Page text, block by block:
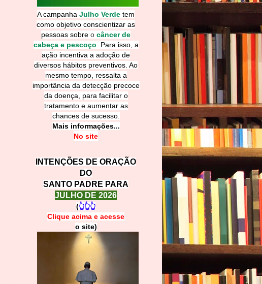
A campanha Julho Verde tem
como objetivo conscientizar as
pessoas sobre o câncer de
cabeça e pescoço
Para isso, a
ação incentiva a adoção de
diversos hábitos preventivos. Ao
mesmo tempo, ressalta a
importância da detecção precoce
da doença, para facilitar o
tratamento e aumentar as
chances de sucesso.
Mais informações...
No site
INTENÇÕES DE ORAÇÃO
DO
SANTO PADRE PARA
JULHO DE 2026
(👆👆👆
Clique acima e acesse
o site)